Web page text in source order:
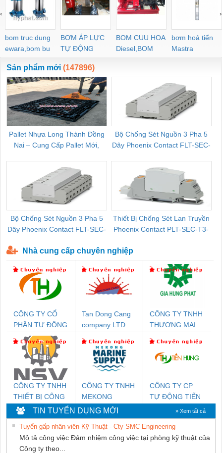
bom truc dung
ewara,bom bu
ewara
BƠM ÁP LỰC
TỰ ĐỘNG
BOM CUU HOA
Diesel,BOM
CHUA CHAY
bơm hoả tiển
Mastra
‹ ›
Sản phẩm mới (147896)
Pallet Nhựa Long Thành Đồng
Nai – Cung Cấp Pallet Mới,
Bộ Chống Sét Nguồn 3 Pha 5
Dây Phoenix Contact FLT-SEC-
Bộ Chống Sét Nguồn 3 Pha 5
Dây Phoenix Contact FLT-SEC-
Thiết Bị Chống Sét Lan Truyền
Phoenix Contact PLT-SEC-T3-
Nhà cung cấp chuyên nghiệp
CÔNG TY CỔ
PHẦN TỰ ĐỘNG
TIẾN HƯNG
Tan Dong Cang
company LTD
CÔNG TY TNHH
THƯƠNG MẠI
THUẬT ĐIỆN CƠ
GIA HƯNG
CÔNG TY TNHH
THIẾT BỊ CÔNG
NGHIỆP NIHON
SETSUBI VIỆT
NAM
CÔNG TY TNHH
MEKONG
MARINE
SUPPLY
CÔNG TY CP
TỰ ĐỘNG TIẾN
TIN TUYỂN DỤNG MỚI » Xem tất cả
Tuyển gấp nhân viên Kỹ Thuật - Cty SMC Engineering
Mô tả công việc Đảm nhiệm công việc tại phòng kỹ thuật của
Công ty theo...